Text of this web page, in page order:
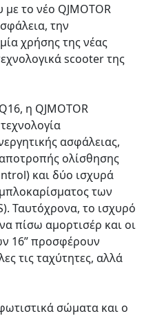
το νέο QJMOTOR
την
χρήσης της νέας
scooter της
η QJMOTOR
ασφάλειας,
ολίσθησης
και δύο ισχυρά
των
Ταυτόχρονα, το ισχυρό
πίσω αμορτισέρ και οι
16” προσφέρουν
τις ταχύτητες, αλλά
σώματα και ο